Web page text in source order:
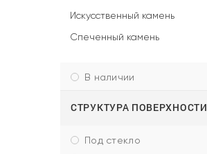
Искусственный камень
Спеченный камень
в наличии
СТРУКТУРА ПОВЕРХНОСТИ
под стекло